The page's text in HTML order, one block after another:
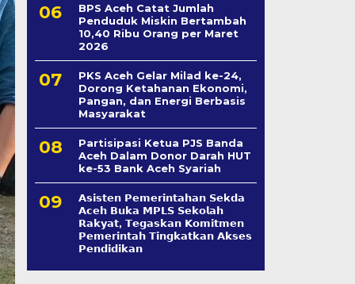
BPS Aceh Catat Jumlah
Penduduk Miskin Bertambah
10,40 Ribu Orang per Maret
2026
PKS Aceh Gelar Milad ke-24,
Dorong Ketahanan Ekonomi,
Pangan, dan Energi Berbasis
Masyarakat
Partisipasi Ketua PJS Banda
Aceh Dalam Donor Darah HUT
ke-53 Bank Aceh Syariah
𝗔𝘀𝗶𝘀𝘁𝗲𝗻 𝗣𝗲𝗺𝗲𝗿𝗶𝗻𝘁𝗮𝗵𝗮𝗻 𝗦𝗲k𝗱𝗮
𝗔𝗰𝗲𝗵 𝗕𝘂𝗸𝗮 𝗠𝗣𝗟𝗦 𝗦𝗲𝗸𝗼𝗹𝗮𝗵
𝗥𝗮𝗸𝘆𝗮𝘁, 𝗧𝗲𝗴𝗮𝘀𝗸𝗮𝗻 𝗞𝗼𝗺𝗶𝘁𝗺𝗲𝗻
𝗣𝗲𝗺𝗲𝗿𝗶𝗻𝘁𝗮𝗵 𝗧𝗶𝗻𝗴𝗸𝗮𝘁𝗸𝗮𝗻 𝗔𝗸𝘀𝗲𝘀
𝗣𝗲𝗻𝗱𝗶𝗱𝗶𝗸𝗮𝗻